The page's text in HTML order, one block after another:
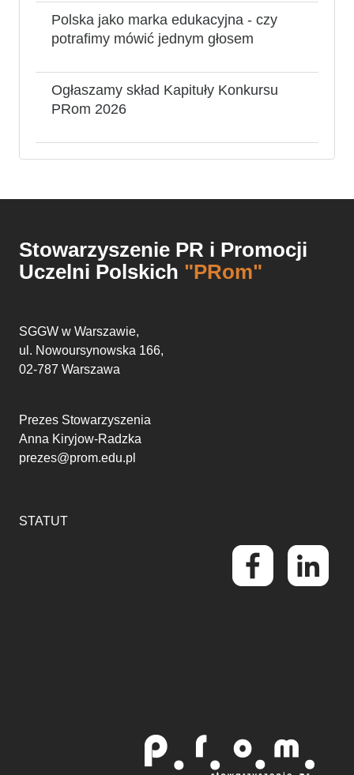
Polska jako marka edukacyjna - czy
potrafimy mówić jednym głosem
Ogłaszamy skład Kapituły Konkursu
PRom 2026
Stowarzyszenie PR i Promocji
Uczelni Polskich "PRom"
SGGW w Warszawie,
ul. Nowoursynowska 166,
02-787 Warszawa
Prezes Stowarzyszenia
Anna Kiryjow-Radzka
prezes@prom.edu.pl
STATUT